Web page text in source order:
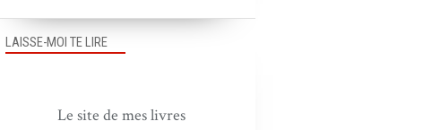
LAISSE-MOI TE LIRE
Le site de mes livres